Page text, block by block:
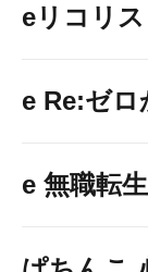
eリコリ
e Re:ゼロ
e 無職転